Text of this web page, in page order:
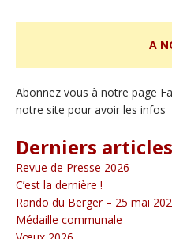
A
Abonnez vous à notre page
notre site pour avoir les infos
Derniers articles
Revue de Presse 2026
C’est la dernière !
Rando du Berger – 25 mai
Médaille communale